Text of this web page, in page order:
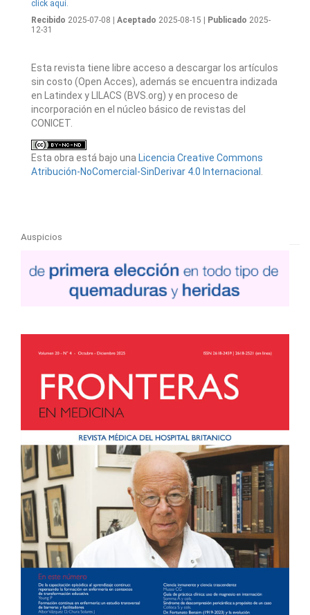
click aquí.
Recibido 2025-07-08 | Aceptado 2025-08-15 | Publicado 2025-
12-31
Esta revista tiene libre acceso a descargar los artículos
sin costo (Open Acces), además se encuentra indizada
en Latindex y LILACS (BVS.org) y en proceso de
incorporación en el núcleo básico de revistas del
CONICET.
Esta obra está bajo una Licencia Creative Commons
Atribución-NoComercial-SinDerivar 4.0 Internacional
Auspicios